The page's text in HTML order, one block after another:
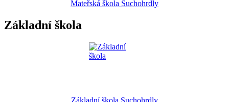
Mateřská škola Suchohrdly
Základní škola
Základní škola Suchohrdly